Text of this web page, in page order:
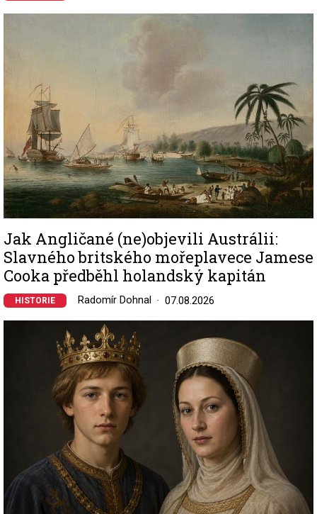
Jak Angličané (ne)objevili Austrálii:
Slavného britského mořeplavece Jamese
Cooka předběhl holandský kapitán
HISTORIE Radomír Dohnal 07.08.2026